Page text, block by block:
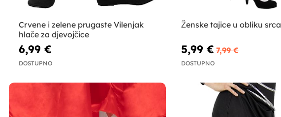
Crvene i zelene prugaste Vilenjak
hlače za djevojčice
6,99 €
DOSTUPNO
Ženske tajice u obliku srca
5,99 € 7,99 €
DOSTUPNO